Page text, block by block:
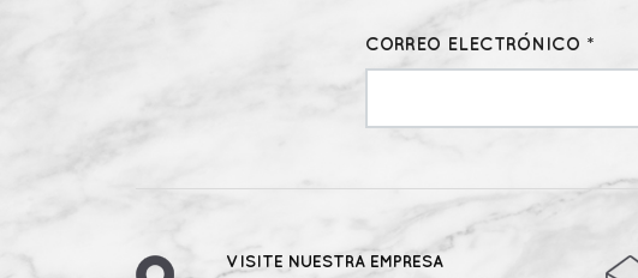
CORREO ELECTRÓNICO *
VISITE NUESTRA EMPRESA